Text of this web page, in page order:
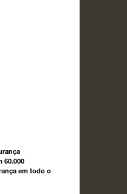
60.000
em todo o